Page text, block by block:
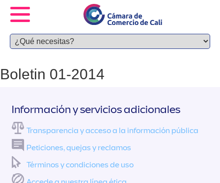
Boletin 01-2014
Información y servicios adicionales
Transparencia y acceso a la información pública
Peticiones, quejas y reclamos
Términos y condiciones de uso